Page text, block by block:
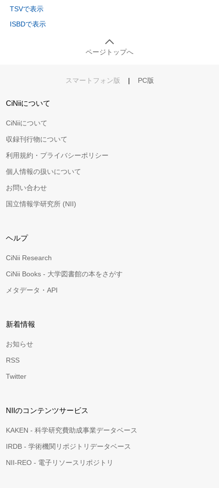
TSVで表示
ISBDで表示
ページトップへ
スマートフォン版 | PC版
CiNiiについて
CiNiiについて
収録刊行物について
利用規約・プライバシーポリシー
個人情報の扱いについて
お問い合わせ
国立情報学研究所 (NII)
ヘルプ
CiNii Research
CiNii Books - 大学図書館の本をさがす
メタデータ・API
新着情報
お知らせ
RSS
Twitter
NIIのコンテンツサービス
KAKEN - 科学研究費助成事業データベース
IRDB - 学術機関リポジトリデータベース
NII-REO - 電子リソースリポジトリ